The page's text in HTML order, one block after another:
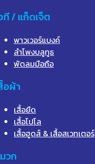
ที / แก็ดเจ็ต
พาวเวอร์แบงค์
ลำโพงบลูทูธ
พัดลมมือถือ
อผ้า
เสื้อยืด
เสื้อโปโล
เสื้อฮูดส์ & เสื้อสเวทเตอร์
วก